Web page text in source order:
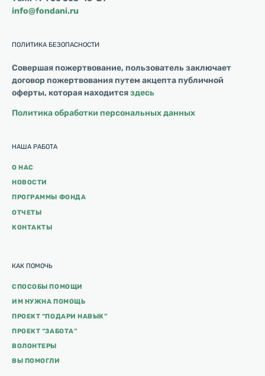
info@fondani.ru
НАША РАБОТА
О НАС
НОВОСТИ
ПРОГРАММЫ ФОНДА
ОТЧЕТЫ
КОНТАКТЫ
КАК ПОМОЧЬ
СПОСОБЫ ПОМОЩИ
ИМ НУЖНА ПОМОЩЬ
ПРОЕКТ “ПОДАРИ НАВЫК”
ПРОЕКТ “ЗАБОТА”
ВОЛОНТЕРЫ
ВЫ ПОМОГЛИ
ПОЛИТИКА БЕЗОПАСНОСТИ
Совершая пожертвование, пользователь заключает
договор пожертвования путем акцепта публичной
оферты, которая находитсяздесь
Политика обработки персональных данных